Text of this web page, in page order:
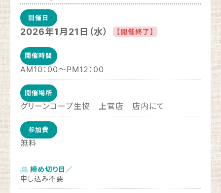
開催日
2026年1月21日（水） 【開催終了】
開催時間
AM10：00～PM12：00
開催場所
グリーンコープ生協 上官店 店内にて
参加費
無料
締め切り日／
申し込み不要